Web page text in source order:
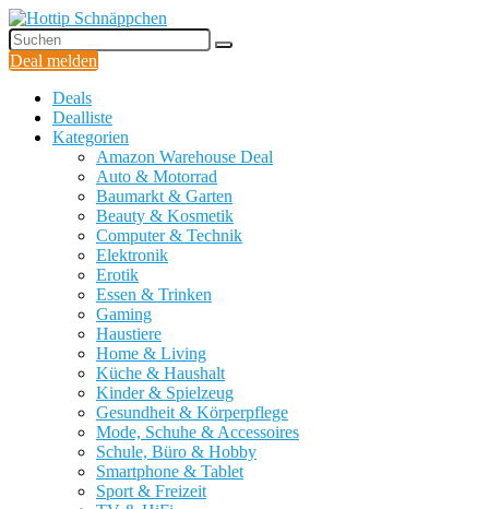
Deal melden
Deals
Dealliste
Kategorien
Amazon Warehouse Deal
Auto & Motorrad
Baumarkt & Garten
Beauty & Kosmetik
Computer & Technik
Elektronik
Erotik
Essen & Trinken
Gaming
Haustiere
Home & Living
Küche & Haushalt
Kinder & Spielzeug
Gesundheit & Körperpflege
Mode, Schuhe & Accessoires
Schule, Büro & Hobby
Smartphone & Tablet
Sport & Freizeit